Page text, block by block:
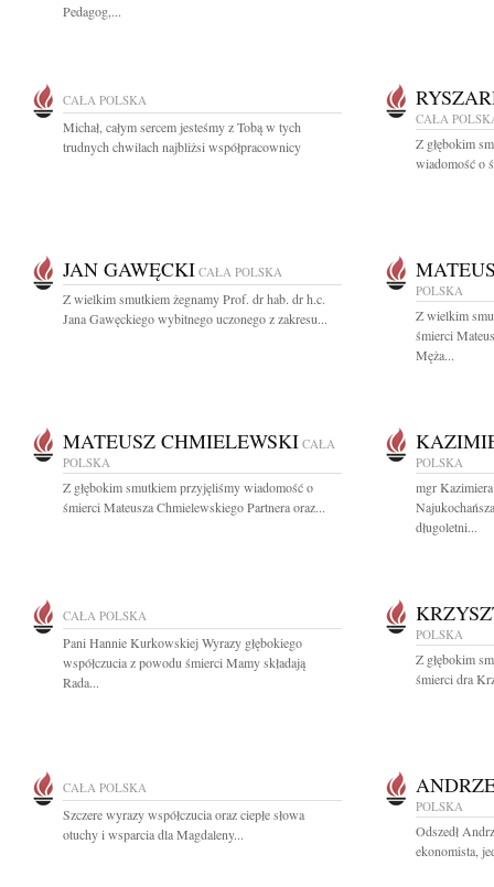
Pedagog,...
CAŁA POLSKA
Michał, całym sercem jesteśmy z Tobą w tych
trudnych chwilach najbliżsi współpracownicy
CAŁA
Z głębokim
wiadomość o
JAN GAWĘCKI CAŁA POLSKA
Z wielkim smutkiem żegnamy Prof. dr hab. dr h.c.
Jana Gawęckiego wybitnego uczonego z zakresu...
POLSKA
Z wielkim
śmierci
Męża...
MATEUSZ CHMIELEWSKI CAŁA
POLSKA
Z głębokim smutkiem przyjęliśmy wiadomość o
śmierci Mateusza Chmielewskiego Partnera oraz...
POLSKA
mgr
długoletni...
CAŁA POLSKA
Pani Hannie Kurkowskiej Wyrazy głębokiego
współczucia z powodu śmierci Mamy składają
Rada...
POLSKA
Z głębokim
śmierci dra
CAŁA POLSKA
Szczere wyrazy współczucia oraz ciepłe słowa
otuchy i wsparcia dla Magdaleny...
POLSKA
Odszedł
ekonomista,